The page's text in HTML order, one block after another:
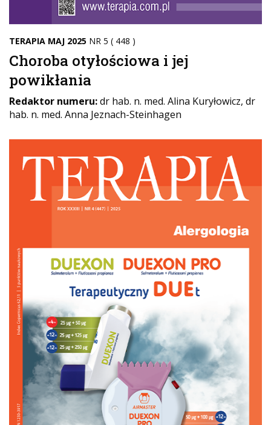
TERAPIA MAJ 2025 NR 5 ( 448 )
Choroba otyłościowa i jej
powikłania
Redaktor numeru:dr hab. n. med. Alina Kuryłowicz, dr
hab. n. med. Anna Jeznach-Steinhagen